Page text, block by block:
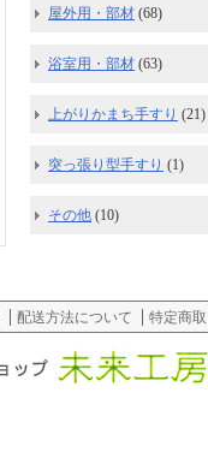
屋外用・部材 (68)
浴室用・部材 (63)
上がりかまち手すり (21)
突っ張り型手すり (1)
その他 (10)
配送方法について 特定商